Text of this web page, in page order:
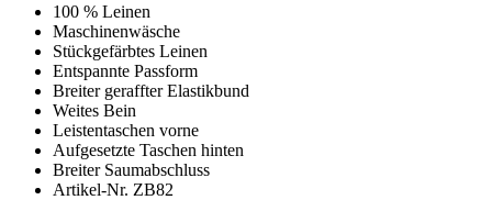
100 % Leinen
Maschinenwäsche
Stückgefärbtes Leinen
Entspannte Passform
Breiter geraffter Elastikbund
Weites Bein
Leistentaschen vorne
Aufgesetzte Taschen hinten
Breiter Saumabschluss
Artikel-Nr. ZB82